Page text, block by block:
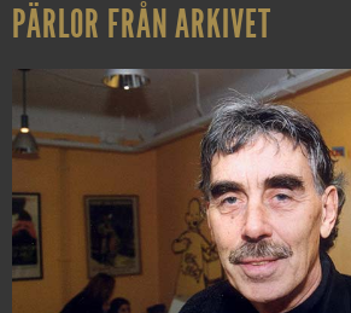
PÄRLOR FRÅN ARKIVET